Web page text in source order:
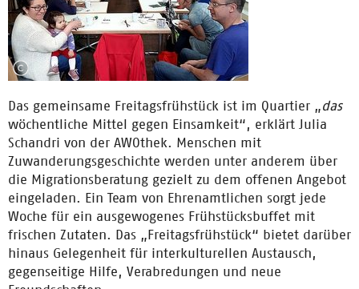
Das gemeinsame Freitagsfrühstück ist im Quartier „das
wöchentliche Mittel gegen Einsamkeit“, erklärt Julia
Schandri von der AWOthek. Menschen mit
Zuwanderungsgeschichte werden unter anderem über
die Migrationsberatung gezielt zu dem offenen Angebot
eingeladen. Ein Team von Ehrenamtlichen sorgt jede
Woche für ein ausgewogenes Frühstücksbuffet mit
frischen Zutaten. Das „Freitagsfrühstück“ bietet darüber
hinaus Gelegenheit für interkulturellen Austausch,
gegenseitige Hilfe, Verabredungen und neue